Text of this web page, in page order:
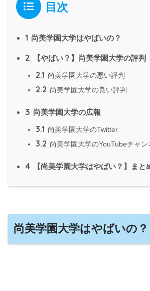
目次
1 尚美学園大学はやばいの？
2 【やばい？】尚美学園大学の評判
2.1 尚美学園大学の悪い評判
2.2 尚美学園大学の良い評判
3 尚美学園大学の広報
3.1 尚美学園大学のTwitter
3.2 尚美学園大学のYouTubeチャン
4 【尚美学園大学はやばい？】まと
尚美学園大学はやばいの？